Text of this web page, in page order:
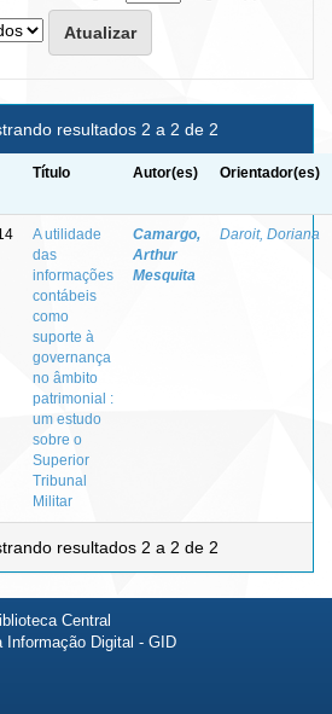
resultados 2 a 2 de 2
Título Autor(es) Orientador(es)
A utilidade
das
informações
contábeis
como
suporte à
governança
no âmbito
patrimonial :
um estudo
sobre o
Superior
Tribunal
Militar
Camargo,
Arthur
Mesquita
Daroit, Doriana
resultados 2 a 2 de 2
Central
Informação Digital - GID